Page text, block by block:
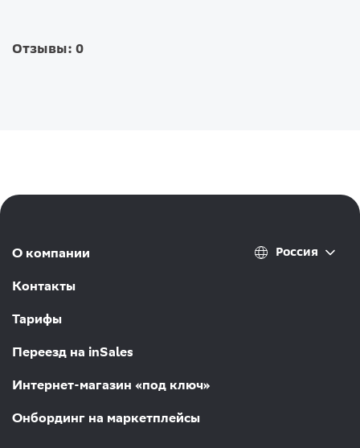
Отзывы: 0
О компании
Контакты
Тарифы
Переезд на inSales
Интернет-магазин «под ключ»
Онбординг на маркетплейсы
Россия